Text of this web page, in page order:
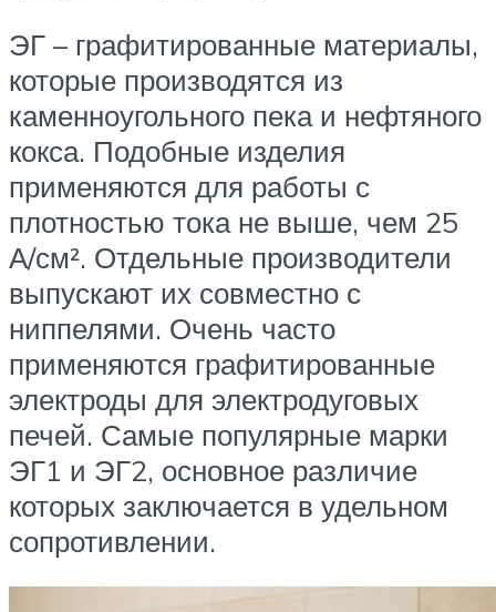
ЭГ – графитированные материалы,
которые производятся из
каменноугольного пека и нефтяного
кокса. Подобные изделия
применяются для работы с
плотностью тока не выше, чем 25
А/см². Отдельные производители
выпускают их совместно с
ниппелями. Очень часто
применяются графитированные
электроды для электродуговых
печей. Самые популярные марки
ЭГ1 и ЭГ2, основное различие
которых заключается в удельном
сопротивлении.